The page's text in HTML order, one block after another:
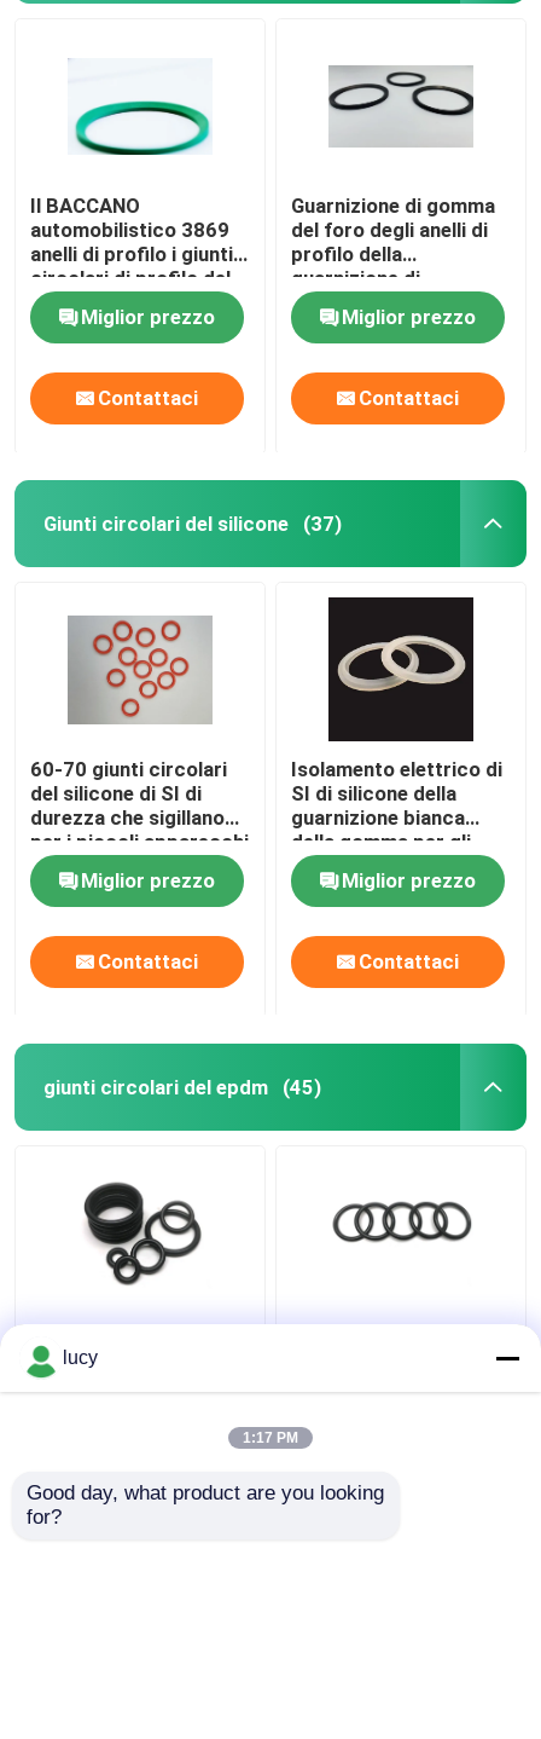
Il BACCANO
automobilistico 3869
anelli di profilo i giunti
circolari di profilo del
quadrato di resistenza
all'usura NBR
Miglior prezzo
Contattaci
Guarnizione di gomma
del foro degli anelli di
profilo della
guarnizione di
BACCANO 3869 del
nero di NBR per i
cuscinetti
Miglior prezzo
Contattaci
Giunti circolari del silicone (37)
60-70 giunti circolari
del silicone di SI di
durezza che sigillano
per i piccoli apparecchi
Miglior prezzo
Contattaci
Isolamento elettrico di
SI di silicone della
guarnizione bianca
della gomma per gli
elettrodomestici
Miglior prezzo
Contattaci
giunti circolari del epdm (45)
70-80 i giunti circolari
di durezza EPDM
anneriscono la
vapore in attrezzatura
Isolamento su
Electrical
lucy
1:17 PM
Good day, what product are you looking
for?